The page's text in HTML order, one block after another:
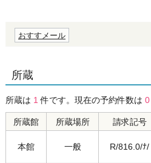
おすすメール
所蔵
所蔵は 1 件です。現在の予約件数は 0
所蔵館 所蔵場所 請求記号
本館 一般 R/816.0/ﾅ/